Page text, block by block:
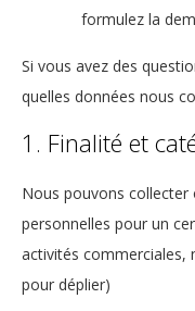
formulez la
Si vous avez des
quelles données nous
1. Finalité et
Nous pouvons
personnelles pour un
activités commerciales,
pour déplier)